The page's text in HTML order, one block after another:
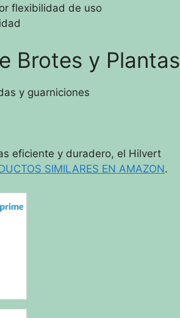
flexibilidad de uso
Brotes y Plantas
y guarniciones
eficiente y duradero, el Hilvert
SIMILARES EN AMAZON.